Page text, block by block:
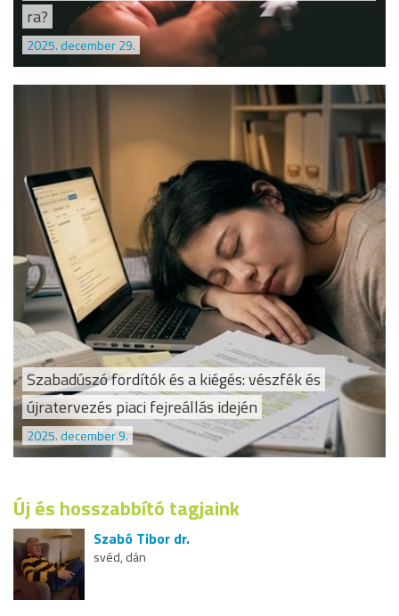
ra?
2025. december 29.
Szabadúszó fordítók és a kiégés: vészfék és
újratervezés piaci fejreállás idején
2025. december 9.
Új és hosszabbító tagjaink
Szabó Tibor dr.
svéd, dán